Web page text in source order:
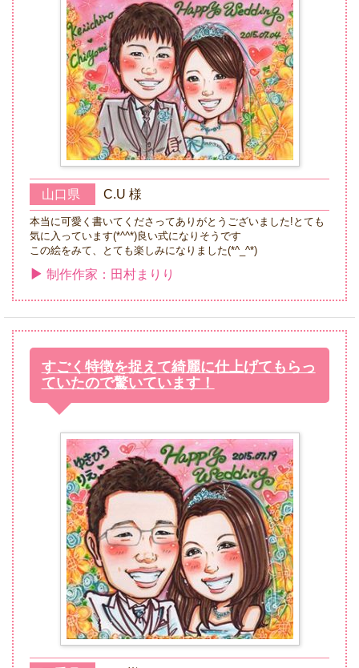
山口県 C.U 様
本当に可愛く書いてくださってありがとうございました!とても
気に入っています(*^^*)良い式になりそうです
この絵をみて、とても楽しみになりました(*^_^*)
制作作家：田村まりり
すごく特徴を捉えて綺麗に仕上げてもらっ
ていたので驚いています！